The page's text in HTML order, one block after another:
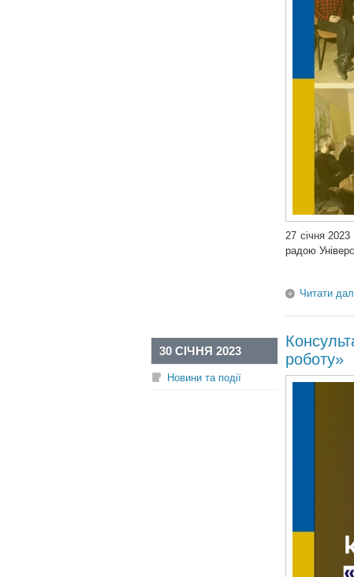
27 січня 2023
радою
Читати
роботу»
30 СІЧНЯ 2023
Новини та події